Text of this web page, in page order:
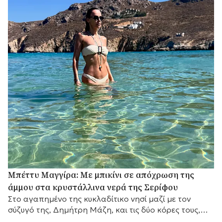
Μπέττυ Μαγγίρα: Με μπικίνι σε απόχρωση της
άμμου στα κρυστάλλινα νερά της Σερίφου
Στο αγαπημένο της κυκλαδίτικο νησί μαζί με τον
σύζυγό της, Δημήτρη Μάζη, και τις δύο κόρες τους,